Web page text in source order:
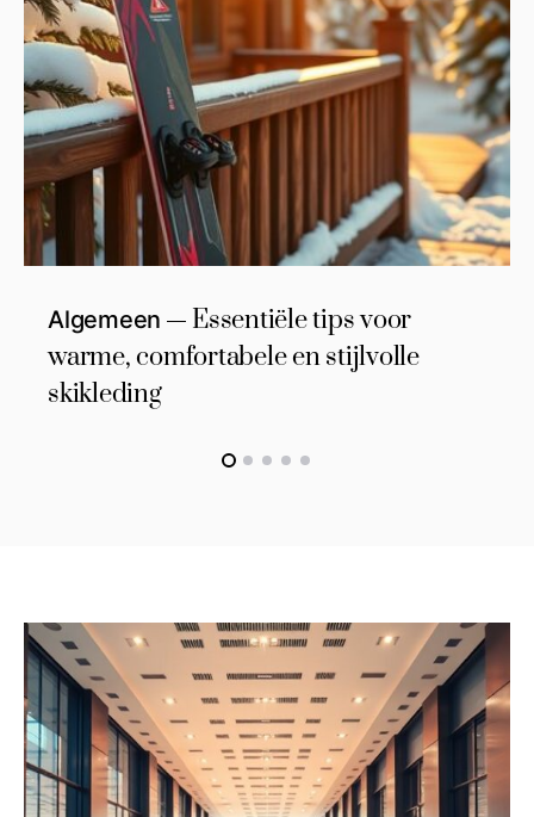
Algemeen
Essentiële tips voor
warme, comfortabele en stijlvolle
skikleding